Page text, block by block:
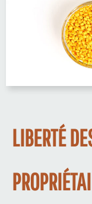
LIBERTÉ